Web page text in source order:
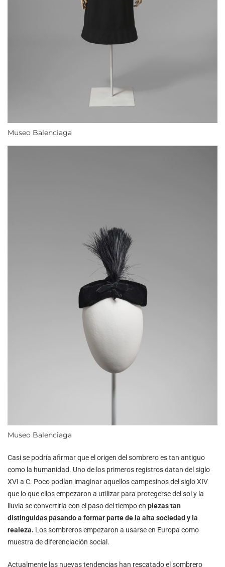
Museo Balenciaga
Museo Balenciaga
Casi se podría afirmar que el origen del sombrero es tan antiguo
como la humanidad. Uno de los primeros registros datan del siglo
XVI a C. Poco podían imaginar aquellos campesinos del siglo XIV
que lo que ellos empezaron a utilizar para protegerse del sol y la
lluvia se convertiría con el paso del tiempo en piezas tan
distinguidas pasando a formar parte de la alta sociedad y la
realeza. Los sombreros empezaron a usarse en Europa como
muestra de diferenciación social.
Actualmente las nuevas tendencias han rescatado el sombrero